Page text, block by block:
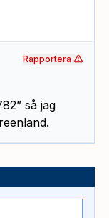
så jag
Rapportera